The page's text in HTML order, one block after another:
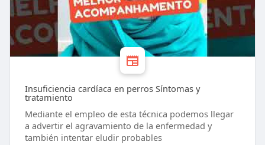
Insuficiencia cardíaca en perros Síntomas y
tratamiento
Mediante el empleo de esta técnica podemos llegar
a advertir el agravamiento de la enfermedad y
también intentar eludir probables